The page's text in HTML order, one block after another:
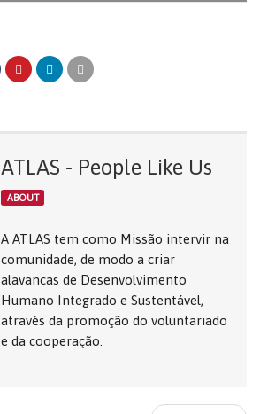
ATLAS - People Like Us
ABOUT
A ATLAS tem como Missão intervir na
comunidade, de modo a criar
alavancas de Desenvolvimento
Humano Integrado e Sustentável,
através da promoção do voluntariado
e da cooperação.